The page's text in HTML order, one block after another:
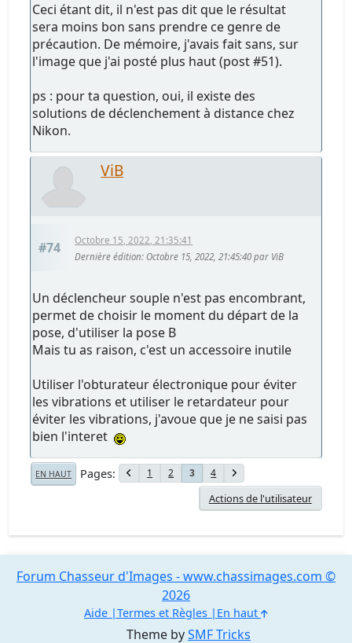
Ceci étant dit, il n'est pas dit que le résultat
sera moins bon sans prendre ce genre de
précaution. De mémoire, j'avais fait sans, sur
l'image que j'ai posté plus haut (post #51).
ps : pour ta question, oui, il existe des
solutions de déclenchement à distance chez
Nikon.
ViB
#74
Octobre 15, 2022, 21:35:41
Dernière édition: Octobre 15, 2022, 21:45:40 par ViB
Un déclencheur souple n'est pas encombrant,
permet de choisir le moment du départ de la
pose, d'utiliser la pose B
Mais tu as raison, c'est un accessoire inutile
Utiliser l'obturateur électronique pour éviter
les vibrations et utiliser le retardateur pour
éviter les vibrations, j'avoue que je ne saisi pas
bien l'interet
EN HAUT Pages 1 2 3 4
Actions de l'utilisateur
Theme bySMF Tricks
Forum Chasseur d'Images - www.chassimages.com ©
2026
Aide Termes et Règles En haut